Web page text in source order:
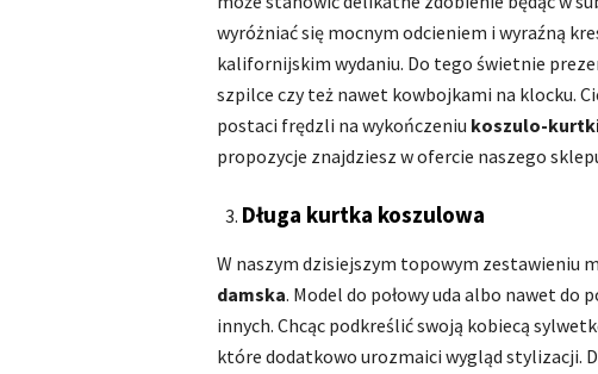
wyróżniać się mocnym odcieniem i wyraźną
kalifornijskim wydaniu. Do tego świetnie
szpilce czy też nawet kowbojkami na klocku.
postaci frędzli na wykończeniu koszulo-
propozycje znajdziesz w ofercie naszego
Długa kurtka koszulowa
W naszym dzisiejszym topowym zestawieniu
damska. Model do połowy uda albo nawet do
innych. Chcąc podkreślić swoją kobiecą
które dodatkowo urozmaici wygląd stylizacji.